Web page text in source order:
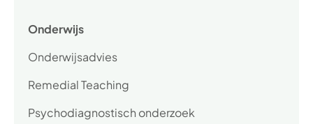
Onderwijs
Onderwijsadvies
Remedial Teaching
Psychodiagnostisch onderzoek